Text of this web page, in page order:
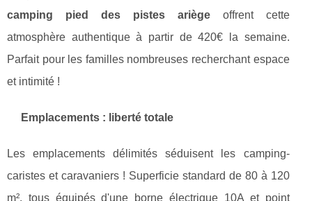
camping pied des pistes ariègeoffrent cette
atmosphère authentique à partir de 420€ la semaine.
Parfait pour les familles nombreuses recherchant espace
et intimité !
Emplacements : liberté totale
Les emplacements délimités séduisent les camping-
caristes et caravaniers ! Superficie standard de 80 à 120
m², tous équipés d'une borne électrique 10A et point